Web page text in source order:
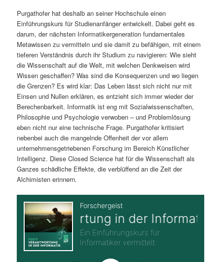
n
Purgathofer hat deshalb an seiner Hochschule einen
Einführungskurs für Studienanfänger entwickelt. Dabei geht es
darum, der nächsten Informatikergeneration fundamentales
Metawissen zu vermitteln und sie damit zu befähigen, mit einem
tieferen Verständnis durch ihr Studium zu navigieren: Wie sieht
die Wissenschaft auf die Welt, mit welchen Denkweisen wird
Wissen geschaffen? Was sind die Konsequenzen und wo liegen
die Grenzen? Es wird klar: Das Leben lässt sich nicht nur mit
Einsen und Nullen erklären, es entzieht sich immer wieder der
Berechenbarkeit. Informatik ist eng mit Sozialwissenschaften,
Philosophie und Psychologie verwoben – und Problemlösung
eben nicht nur eine technische Frage. Purgathofer kritisiert
nebenbei auch die mangelnde Offenheit der vor allem
unternehmensgetriebenen Forschung im Bereich Künstlicher
Intelligenz. Diese Closed Science hat für die Wissenschaft als
Ganzes schädliche Effekte, die verblüffend an die Zeit der
Alchimisten erinnern.